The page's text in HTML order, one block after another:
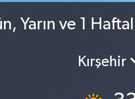
Yarın ve 1
Kırşehir